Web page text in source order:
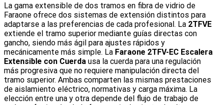
La gama extensible de dos tramos en fibra de vidrio de
Faraone ofrece dos sistemas de extensión distintos para
adaptarse a las preferencias de cada profesional. La 2TFVE
extiende el tramo superior mediante guías directas con
gancho, siendo más ágil para ajustes rápidos y
mecánicamente más simple. La Faraone 2TFV-EC Escalera
Extensible con Cuerda usa la cuerda para una regulación
más progresiva que no requiere manipulación directa del
tramo superior. Ambas comparten las mismas prestaciones
de aislamiento eléctrico, normativas y carga máxima. La
elección entre una y otra depende del flujo de trabajo de